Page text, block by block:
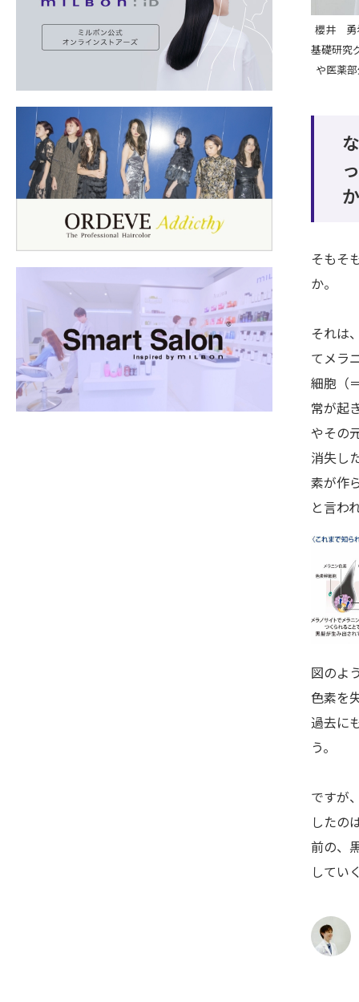
櫻井 勇
基礎研究
や医薬
そもそ
か。
それは
てメラ
細胞（
常が起
やその
消失し
素が作
と言わ
図のよ
色素を
過去に
う。
ですが
したの
前の、
してい